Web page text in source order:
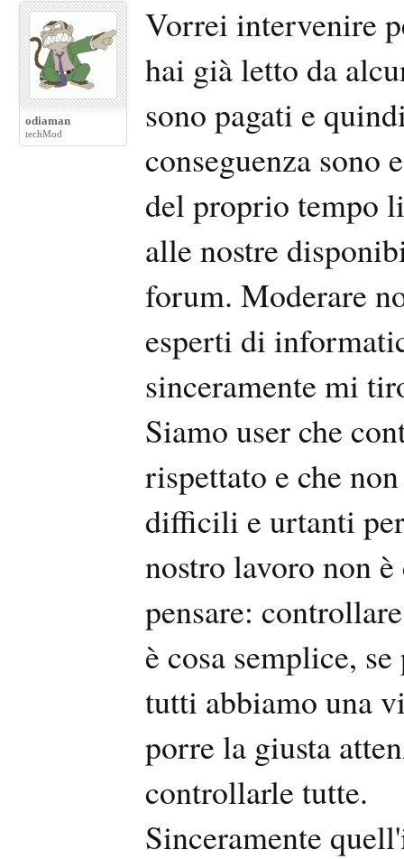
odiaman
techMod
Vorrei intervenire
hai già letto da
sono pagati e
conseguenza sono
del proprio tempo
alle nostre
forum. Moderare
esperti di
sinceramente mi
Siamo user che
rispettato e che
difficili e urtanti
nostro lavoro non
pensare:
è cosa semplice,
tutti abbiamo una
porre la giusta
controllarle tutte.
Sinceramente